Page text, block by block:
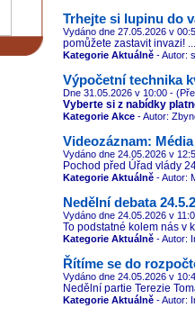
Trhejte si lupinu do
Vydáno dne 27.05.2026 v
pomůžete zastavit invazi! ...
Kategorie Aktuálně - Autor:
Výpočetní technika
Dne 31.05.2026 v 10:00 -
Vyberte si z nabídky
Kategorie Akce - Autor:
Videozáznam:
Vydáno dne 24.05.2026 v
Pochod před Úřad vlády
Kategorie Aktuálně - Autor:
Nedělní debata
Vydáno dne 24.05.2026 v
To podstatné kolem nás v
Kategorie Aktuálně - Autor:
Řítíme se do
Vydáno dne 24.05.2026 v
Nedělní partie Terezie
Kategorie Aktuálně - Autor: